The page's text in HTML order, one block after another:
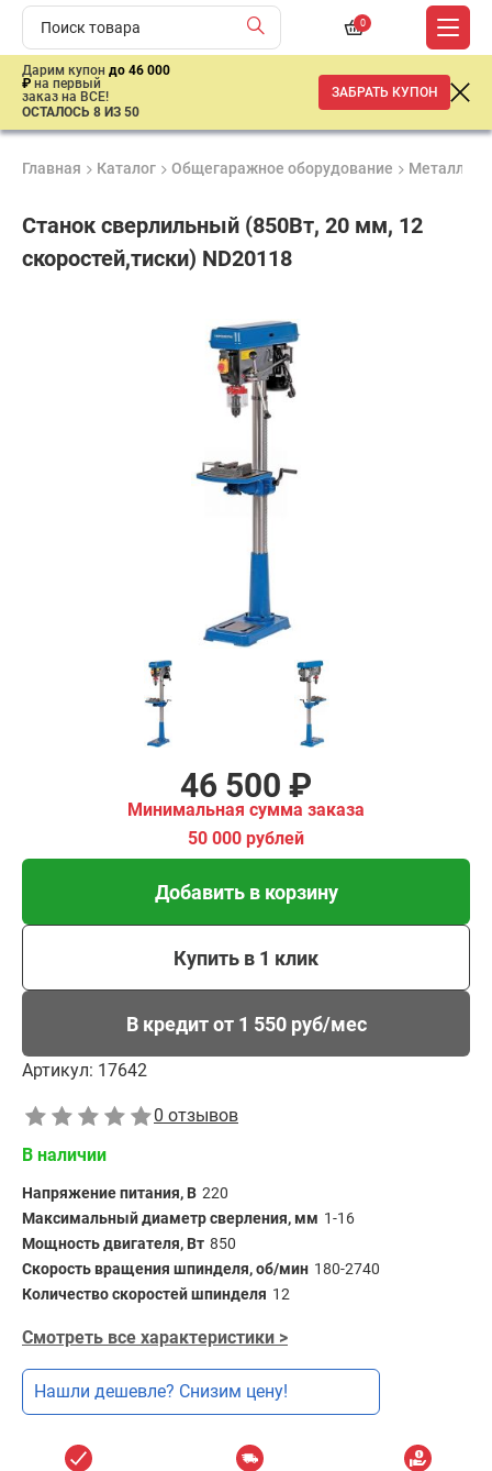
0
Дарим купон до 46 000
₽ на первый
заказ на ВСЕ!
ОСТАЛОСЬ 8 ИЗ 50
ЗАБРАТЬ КУПОН
Главная Каталог Общегаражное оборудование
Станок сверлильный (850Вт, 20 мм, 12
скоростей,тиски) ND20118
Доставка
от 2 дней
46 500 ₽
Минимальная сумма заказа
50 000 рублей
Добавить в корзину
Купить в 1 клик
В кредит от 1 550 руб/мес
Артикул: 17642
0 отзывов
В наличии
Напряжение питания, В 220
Максимальный диаметр сверления, мм 1-16
Мощность двигателя, Вт 850
Скорость вращения шпинделя, об/мин 180-2740
Количество скоростей шпинделя 12
Смотреть все характеристики >
Нашли дешевле? Снизим цену!
Купить в 1 клик
В кредит от 1 550 руб/
мес